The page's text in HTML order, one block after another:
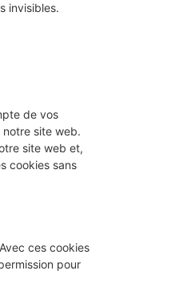
invisibles.
de vos
site web.
site web et,
cookies sans
ces cookies
pour